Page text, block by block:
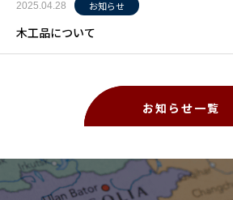
2025.04.28 お知らせ
木工品について
お知らせ一覧